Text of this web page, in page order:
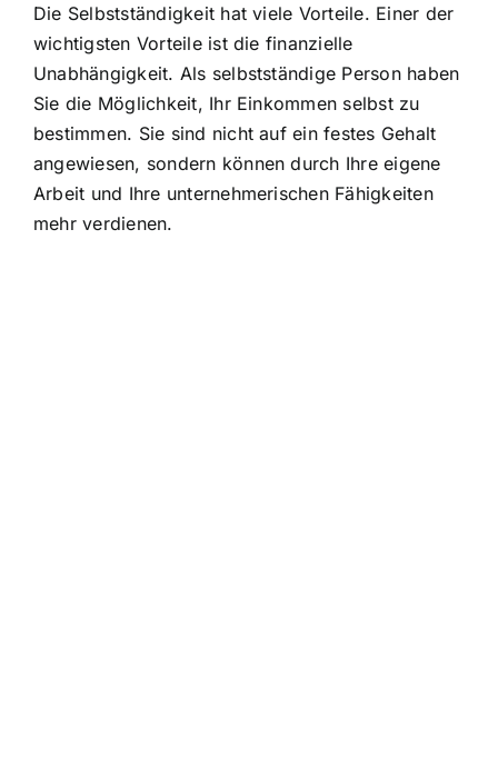
Die Selbstständigkeit hat viele Vorteile. Einer der
wichtigsten Vorteile ist die finanzielle
Unabhängigkeit. Als selbstständige Person haben
Sie die Möglichkeit, Ihr Einkommen selbst zu
bestimmen. Sie sind nicht auf ein festes Gehalt
angewiesen, sondern können durch Ihre eigene
Arbeit und Ihre unternehmerischen Fähigkeiten
mehr verdienen.